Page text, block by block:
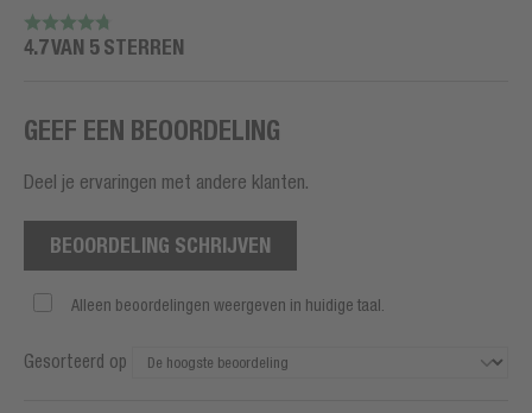
4.7 VAN 5 STERREN
GEEF EEN BEOORDELING
Deel je ervaringen met andere klanten.
BEOORDELING SCHRIJVEN
Alleen beoordelingen weergeven in huidige taal.
Gesorteerd op